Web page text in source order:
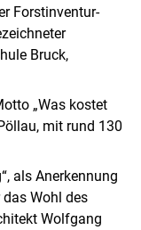
Forstinventur-
Bruck,
„Was kostet
mit rund 130
als Anerkennung
Wohl des
Wolfgang